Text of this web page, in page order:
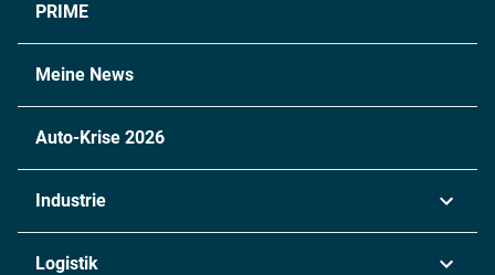
PRIME
Meine News
Auto-Krise 2026
Industrie
Logistik